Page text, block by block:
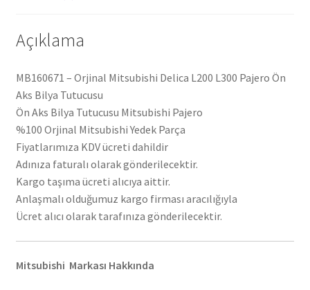
Açıklama
MB160671 – Orjinal Mitsubishi Delica L200 L300 Pajero Ön
Aks Bilya Tutucusu
Ön Aks Bilya Tutucusu Mitsubishi Pajero
%100 Orjinal Mitsubishi Yedek Parça
Fiyatlarımıza KDV ücreti dahildir
Adınıza faturalı olarak gönderilecektir.
Kargo taşıma ücreti alıcıya aittir.
Anlaşmalı olduğumuz kargo firması aracılığıyla
Ücret alıcı olarak tarafınıza gönderilecektir.
Mitsubishi Markası Hakkında